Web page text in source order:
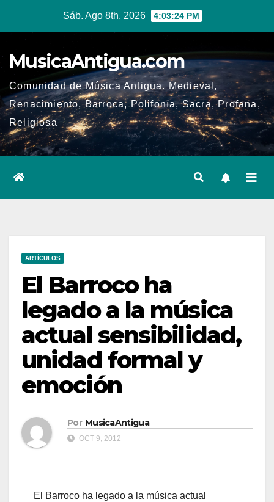
Sáb. Ago 8th, 2026 4:03:25 PM
MusicaAntigua.com
Comunidad de Música Antigua. Medieval,
Renacimiento, Barroca, Polifonía, Sacra, Profana,
Religiosa
ARTÍCULOS
El Barroco ha
legado a la música
actual sensibilidad,
unidad formal y
emoción
Por MusicaAntigua
OCT 9, 2012
El Barroco ha legado a la música actual